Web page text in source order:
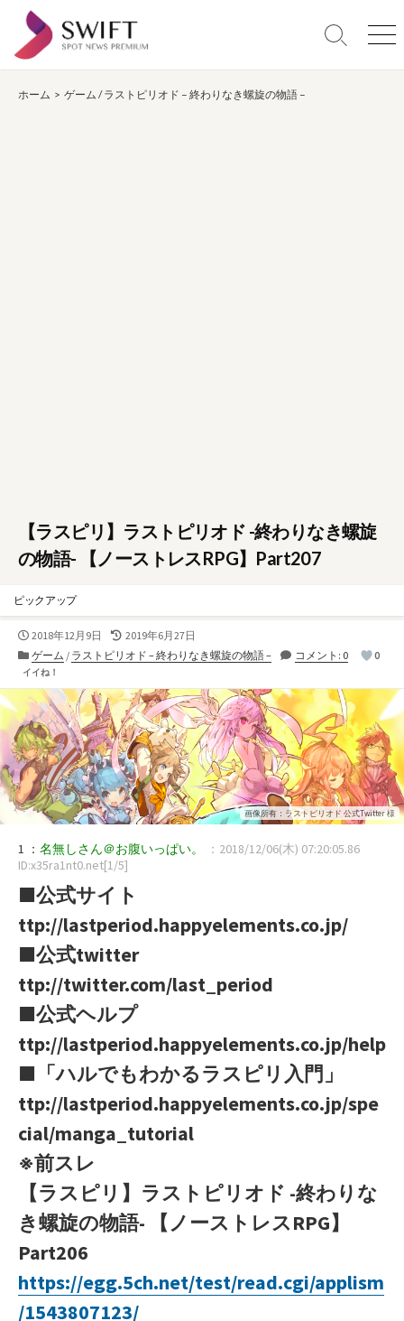
テ
検
メ
ホーム > ゲーム /ラストピリオド – 終わりなき螺旋の物語 –
【ラスピリ】ラストピリオド -終わりなき螺旋
の物語- 【ノーストレスRPG】Part207
ピックアップ
公
開
日
2018年12月9日
最
終
新
日
2019年6月27日
カ
テ
ゴ
リ
ー
ゲーム / ラストピリオド – 終わりなき螺旋の物語 – コメント: 0 0
イイね！
画像所有：ラストピリオド 公式Twitter 様
1 ： 名無しさん＠お腹いっぱい。
：2018/12/06(木) 07:20:05.86
ID:x35ra1nt0.net[1/5]
■公式サイト
ttp://lastperiod.happyelements.co.jp/
■公式twitter
ttp://twitter.com/last_period
■公式ヘルプ
ttp://lastperiod.happyelements.co.jp/help
■「ハルでもわかるラスピリ入門」
ttp://lastperiod.happyelements.co.jp/spe
cial/manga_tutorial
※前スレ
【ラスピリ】ラストピリオド -終わりな
き螺旋の物語- 【ノーストレスRPG】
Part206
https://egg.5ch.net/test/read.cgi/applism
/1543807123/